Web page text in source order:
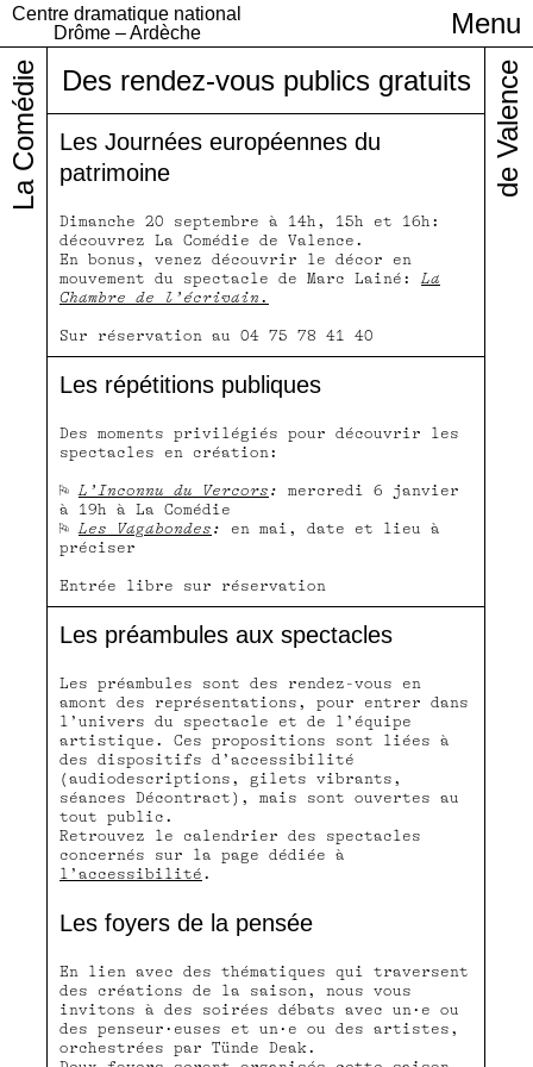
Centre dramatique national
Drôme – Ardèche
Menu
Infos pratiques
Des rendez-vous publics gratuits
Les Journées européennes du
patrimoine
Dimanche 20 septembre à 14h, 15h et 16h:
découvrez La Comédie de Valence.
En bonus, venez découvrir le décor en
mouvement du spectacle de Marc Lainé:La
Chambre de l’écrivain .
Sur réservation au 04 75 78 41 40
Les répétitions publiques
Des moments privilégiés pour découvrir les
spectacles en création:
⚐L’Inconnu du Vercors :
mercredi 6 janvier
à 19h à La Comédie
⚐Les Vagabondes :
en mai, date et lieu à
préciser
Entrée libre sur réservation
Les préambules aux spectacles
Les préambules sont des rendez-vous en
amont des représentations, pour entrer dans
l’univers du spectacle et de l’équipe
artistique. Ces propositions sont liées à
des dispositifs d’accessibilité
(audiodescriptions, gilets vibrants,
séances Décontract), mais sont ouvertes au
tout public.
Retrouvez le calendrier des spectacles
concernés sur la page dédiée à
l’accessibilité .
Les foyers de la pensée
En lien avec des thématiques qui traversent
des créations de la saison, nous vous
invitons à des soirées débats avec un·e ou
des penseur·euses et un·e ou des artistes,
orchestrées par Tünde Deak.
La Comédie de Valence